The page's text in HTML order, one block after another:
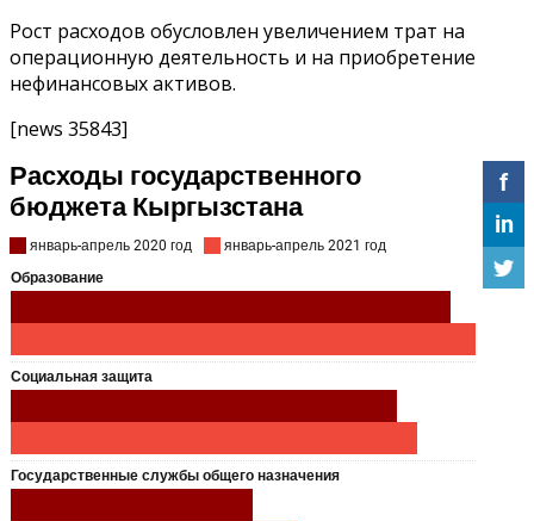
Рост расходов обусловлен увеличением трат на
операционную деятельность и на приобретение
нефинансовых активов.
[news 35843]